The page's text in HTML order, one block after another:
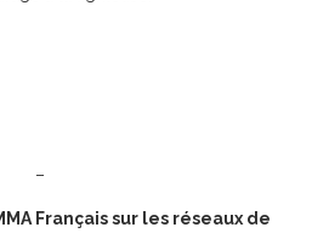
–
Français sur les réseaux de